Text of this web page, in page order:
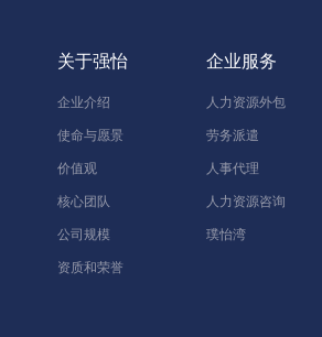
关于强怡
企业介绍
使命与愿景
价值观
核心团队
公司规模
资质和荣誉
企业服务
人力资源外包
劳务派遣
人事代理
人力资源咨询
璞怡湾